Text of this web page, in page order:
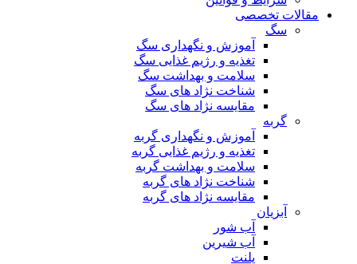
مقالات تخصصی
سگ
آموزش و نگهداری سگ
تغذیه و رژیم غذایی سگ
سلامت و بهداشت سگ
شناخت نژاد های سگ
مقایسه نژاد های سگ
گربه
آموزش و نگهداری گربه
تغذیه و رژیم غذایی گربه
سلامت و بهداشت گربه
شناخت نژاد های گربه
مقایسه نژاد های گربه
آبزیان
آب شور
آب شیرین
پلنت